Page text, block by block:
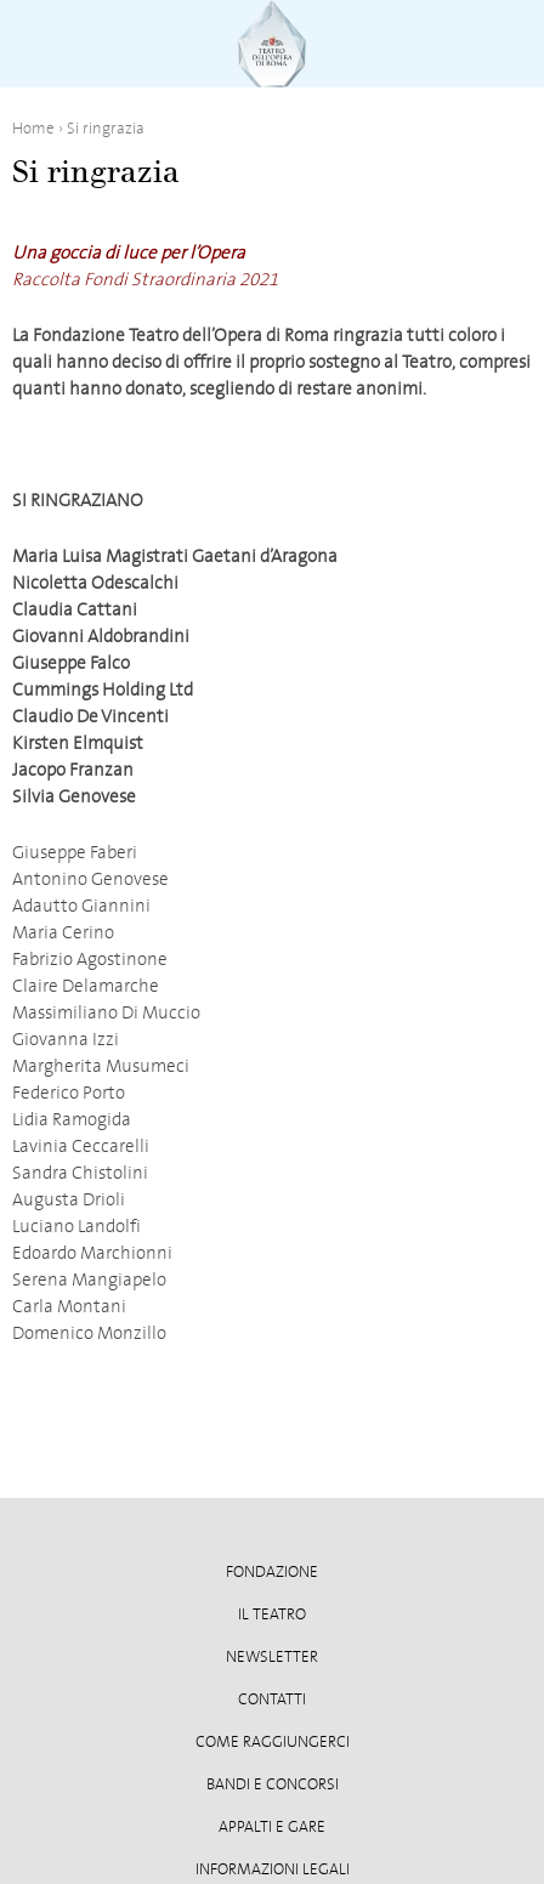
Home › Si ringrazia
Si ringrazia
Una goccia di luce per l’Opera
Raccolta Fondi Straordinaria 2021
La Fondazione Teatro dell’Opera di Roma ringrazia tutti coloro i
quali hanno deciso di offrire il proprio sostegno al Teatro, compresi
quanti hanno donato, scegliendo di restare anonimi.
SI RINGRAZIANO
Maria Luisa Magistrati Gaetani d’Aragona
Nicoletta Odescalchi
Claudia Cattani
Giovanni Aldobrandini
Giuseppe Falco
Cummings Holding Ltd
Claudio De Vincenti
Kirsten Elmquist
Jacopo Franzan
Silvia Genovese
Giuseppe Faberi
Antonino Genovese
Adautto Giannini
Maria Cerino
Fabrizio Agostinone
Claire Delamarche
Massimiliano Di Muccio
Giovanna Izzi
Margherita Musumeci
Federico Porto
Lidia Ramogida
Lavinia Ceccarelli
Sandra Chistolini
Augusta Drioli
Luciano Landolfi
Edoardo Marchionni
Serena Mangiapelo
Carla Montani
Domenico Monzillo
FONDAZIONE
IL TEATRO
NEWSLETTER
CONTATTI
COME RAGGIUNGERCI
BANDI E CONCORSI
APPALTI E GARE
INFORMAZIONI LEGALI